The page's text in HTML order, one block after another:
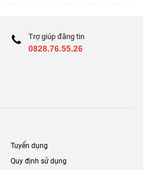
Trợ giúp đăng tin
0828.76.55.26
Tuyển dụng
Quy định sử dụng